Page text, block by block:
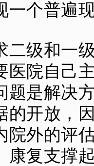
一个普遍
二级和一
医院自己
题是解决
的开放，
院外的评
康复支撑